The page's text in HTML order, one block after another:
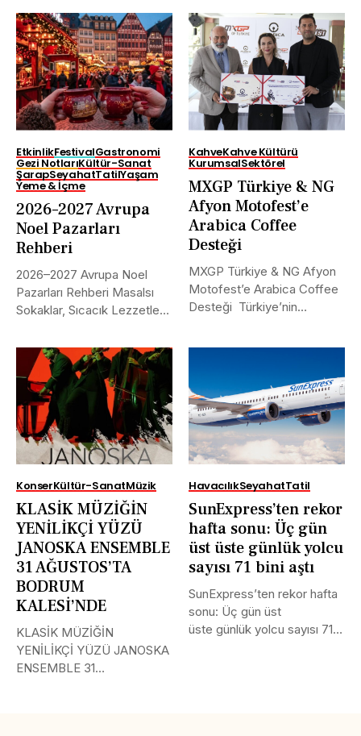
EtkinlikFestivalGastronomi
Gezi NotlarıKültür-Sanat
ŞarapSeyahatTatilYaşam
Yeme & İçme
2026–2027 Avrupa
Noel Pazarları
Rehberi
2026–2027 Avrupa Noel
Pazarları Rehberi Masalsı
Sokaklar, Sıcacık Lezzetler
KahveKahve Kültürü
KurumsalSektörel
MXGP Türkiye & NG
Afyon Motofest’e
Arabica Coffee
Desteği
MXGP Türkiye & NG Afyon
Motofest’e Arabica Coffee
Desteği Türkiye’nin
KonserKültür-SanatMüzik
KLASİK MÜZİĞİN
YENİLİKÇİ YÜZÜ
JANOSKA ENSEMBLE
31 AĞUSTOS’TA
BODRUM
KALESİ’NDE
KLASİK MÜZİĞİN
YENİLİKÇİ YÜZÜ JANOSKA
ENSEMBLE 31
HavacılıkSeyahatTatil
SunExpress’ten rekor
hafta sonu: Üç gün
üst üste günlük yolcu
sayısı 71 bini aştı
SunExpress’ten rekor hafta
sonu: Üç gün üst
üste günlük yolcu sayısı 71